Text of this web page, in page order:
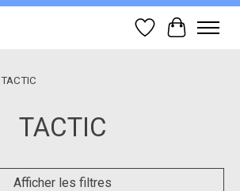
Liste dePanier
TACTIC
TACTIC
Afficher les filtres